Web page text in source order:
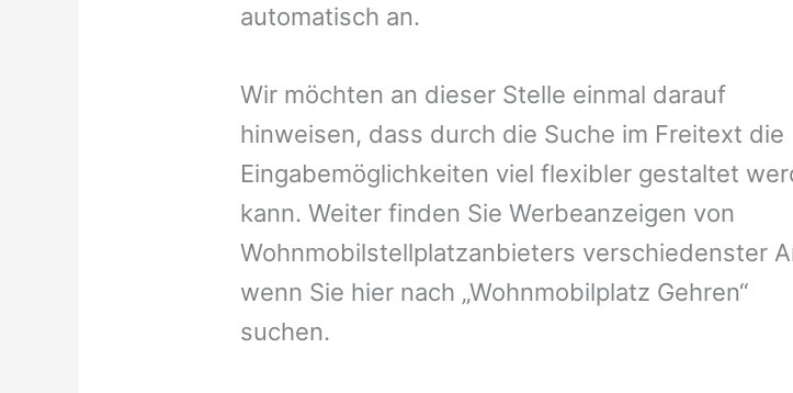
automatisch an.
Wir möchten an dieser Stelle einmal darauf
hinweisen, dass durch die Suche im Freitext die
Eingabemöglichkeiten viel flexibler gestaltet
kann. Weiter finden Sie Werbeanzeigen von
Wohnmobilstellplatzanbieters verschiedenster
wenn Sie hier nach „Wohnmobilplatz Gehren“
suchen.